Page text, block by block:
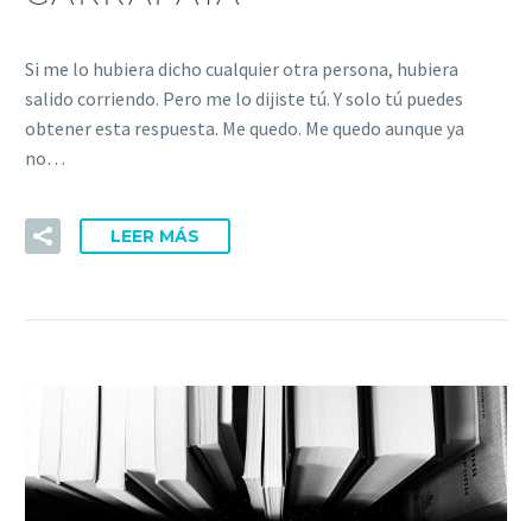
Si me lo hubiera dicho cualquier otra persona, hubiera
salido corriendo. Pero me lo dijiste tú. Y solo tú puedes
obtener esta respuesta. Me quedo. Me quedo aunque ya
no…
LEER MÁS